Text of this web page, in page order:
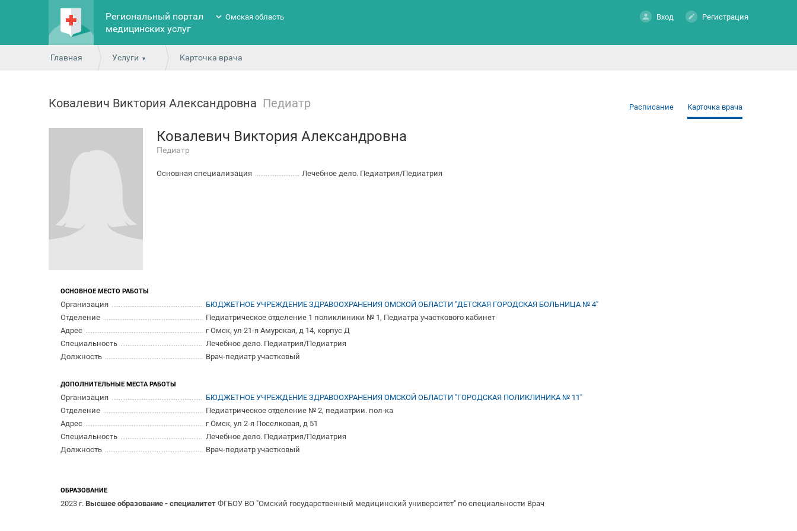
Региональный портал
медицинских услуг
Омская область Вход Регистрация
Главная Услуги Карточка врача
Ковалевич Виктория Александровна Педиатр Расписание Карточка врача
Ковалевич Виктория Александровна
Педиатр
Основная специализация Лечебное дело. Педиатрия/Педиатрия
ОСНОВНОЕ МЕСТО РАБОТЫ
Организация
БЮДЖЕТНОЕ УЧРЕЖДЕНИЕ ЗДРАВООХРАНЕНИЯ ОМСКОЙ ОБЛАСТИ "ДЕТСКАЯ ГОРОДСКАЯ БОЛЬНИЦА № 4"
Отделение
Педиатрическое отделение 1 поликлиники № 1, Педиатра участкового кабинет
Адрес
г Омск, ул 21-я Амурская, д 14, корпус Д
Специальность
Лечебное дело. Педиатрия/Педиатрия
Должность
Врач-педиатр участковый
ДОПОЛНИТЕЛЬНЫЕ МЕСТА РАБОТЫ
Организация
БЮДЖЕТНОЕ УЧРЕЖДЕНИЕ ЗДРАВООХРАНЕНИЯ ОМСКОЙ ОБЛАСТИ "ГОРОДСКАЯ ПОЛИКЛИНИКА № 11"
Отделение
Педиатрическое отделение № 2, педиатрии. пол-ка
Адрес
г Омск, ул 2-я Поселковая, д 51
Специальность
Лечебное дело. Педиатрия/Педиатрия
Должность
Врач-педиатр участковый
ОБРАЗОВАНИЕ
2023 г. Высшее образование - специалитет ФГБОУ ВО "Омский государственный медицинский университет" по специальности Врач